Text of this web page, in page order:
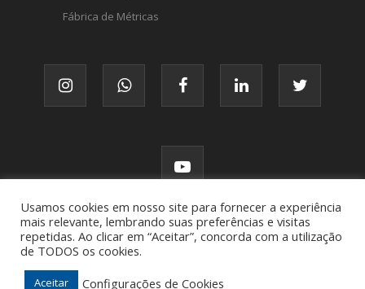
Fábrica de Métricas
© FATTO, todos os direitos reservados.
Usamos cookies em nosso site para fornecer a experiência
mais relevante, lembrando suas preferências e visitas
repetidas. Ao clicar em “Aceitar”, concorda com a utilização
de TODOS os cookies.
Aceitar Configurações de Cookies